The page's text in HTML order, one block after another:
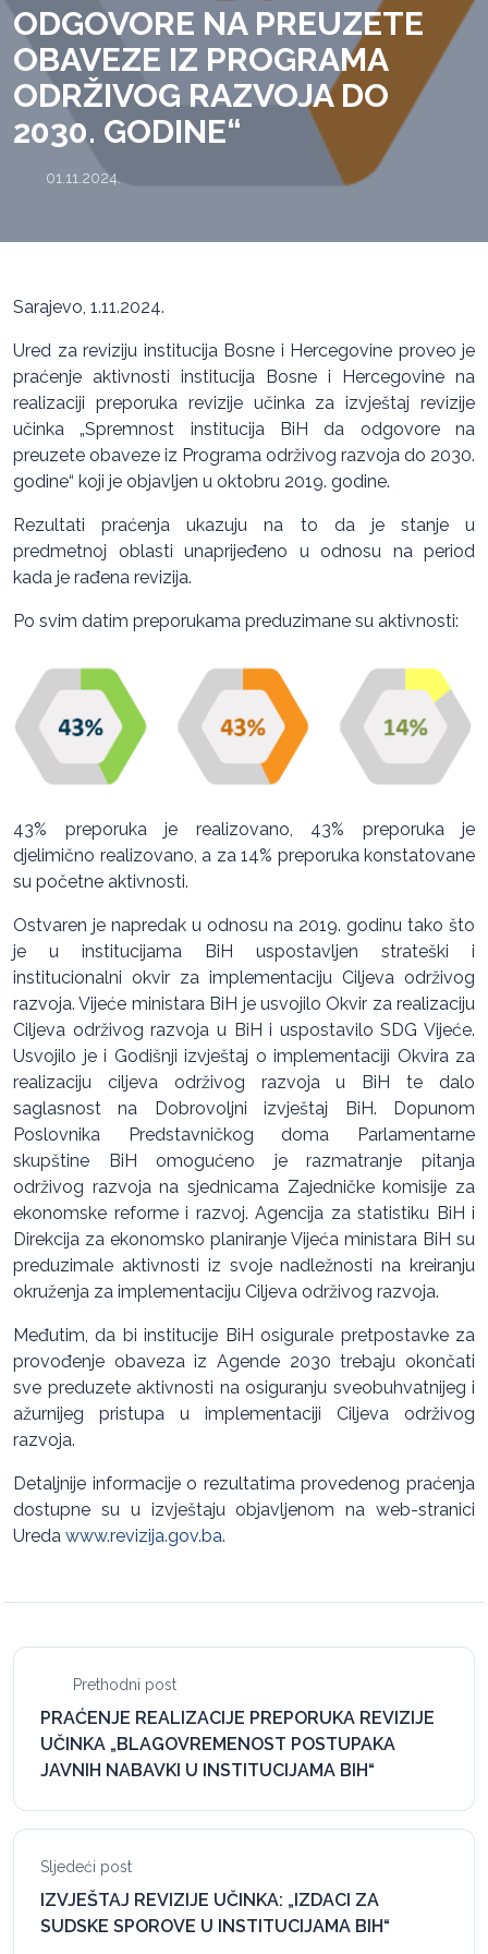
ODGOVORE NA PREUZETE
OBAVEZE IZ PROGRAMA
ODRŽIVOG RAZVOJA DO
2030. GODINE“
01.11.2024.
Sarajevo, 1.11.2024.
Ured za reviziju institucija Bosne i Hercegovine proveo je
praćenje aktivnosti institucija Bosne i Hercegovine na
realizaciji preporuka revizije učinka za izvještaj revizije
učinka „Spremnost institucija BiH da odgovore na
preuzete obaveze iz Programa održivog razvoja do 2030.
godine“ koji je objavljen u oktobru 2019. godine.
Rezultati praćenja ukazuju na to da je stanje u
predmetnoj oblasti unaprijeđeno u odnosu na period
kada je rađena revizija.
Po svim datim preporukama preduzimane su aktivnosti:
43% preporuka je realizovano, 43% preporuka je
djelimično realizovano, a za 14% preporuka konstatovane
su početne aktivnosti.
Ostvaren je napredak u odnosu na 2019. godinu tako što
je u institucijama BiH uspostavljen strateški i
institucionalni okvir za implementaciju Ciljeva održivog
razvoja. Vijeće ministara BiH je usvojilo Okvir za realizaciju
Ciljeva održivog razvoja u BiH i uspostavilo SDG Vijeće.
Usvojilo je i Godišnji izvještaj o implementaciji Okvira za
realizaciju ciljeva održivog razvoja u BiH te dalo
saglasnost na Dobrovoljni izvještaj BiH. Dopunom
Poslovnika Predstavničkog doma Parlamentarne
skupštine BiH omogućeno je razmatranje pitanja
održivog razvoja na sjednicama Zajedničke komisije za
ekonomske reforme i razvoj. Agencija za statistiku BiH i
Direkcija za ekonomsko planiranje Vijeća ministara BiH su
preduzimale aktivnosti iz svoje nadležnosti na kreiranju
okruženja za implementaciju Ciljeva održivog razvoja.
Međutim, da bi institucije BiH osigurale pretpostavke za
provođenje obaveza iz Agende 2030 trebaju okončati
sve preduzete aktivnosti na osiguranju sveobuhvatnijeg i
ažurnijeg pristupa u implementaciji Ciljeva održivog
razvoja.
Detaljnije informacije o rezultatima provedenog praćenja
dostupne su u izvještaju objavljenom na web-stranici
Ureda www.revizija.gov.ba.
Prethodni post
PRAĆENJE REALIZACIJE PREPORUKA REVIZIJE
UČINKA „BLAGOVREMENOST POSTUPAKA
JAVNIH NABAVKI U INSTITUCIJAMA BIH“
Sljedeći post
IZVJEŠTAJ REVIZIJE UČINKA: „IZDACI ZA
SUDSKE SPOROVE U INSTITUCIJAMA BIH“